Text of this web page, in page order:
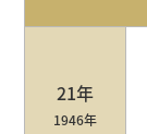
21年
1946年